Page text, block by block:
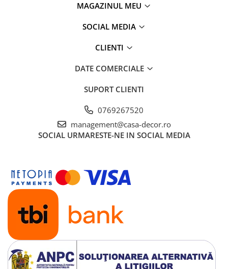
MAGAZINUL MEU
SOCIAL MEDIA
CLIENTI
DATE COMERCIALE
SUPORT CLIENTI
0769267520
management@casa-decor.ro
SOCIAL URMARESTE-NE IN SOCIAL MEDIA